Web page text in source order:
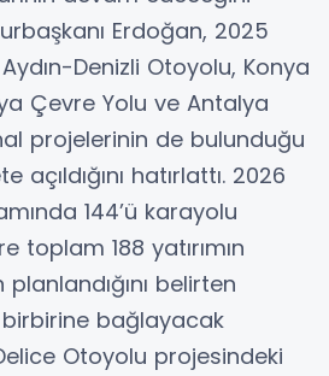
Erdoğan, 2025
Denizli Otoyolu, Konya
Çevre Yolu ve Antalya
projelerinin de bulunduğu
hatırlattı. 2026
144’ü karayolu
toplam 188 yatırımın
belirten
bağlayacak
Otoyolu projesindeki